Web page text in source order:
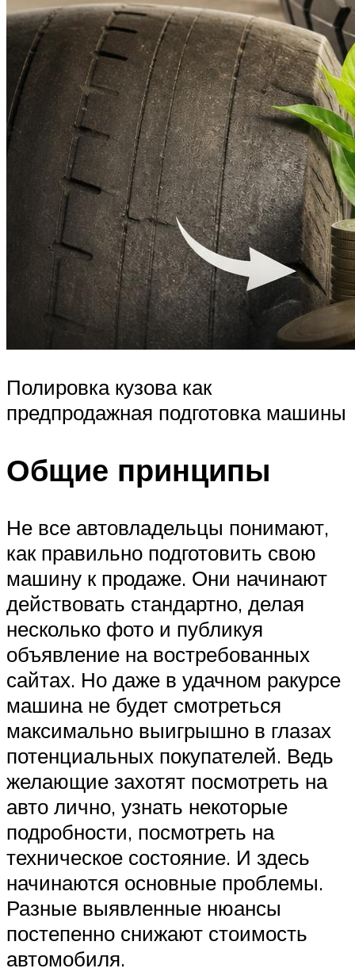
Полировка кузова как
предпродажная подготовка машины
Общие принципы
Не все автовладельцы понимают,
как правильно подготовить свою
машину к продаже. Они начинают
действовать стандартно, делая
несколько фото и публикуя
объявление на востребованных
сайтах. Но даже в удачном ракурсе
машина не будет смотреться
максимально выигрышно в глазах
потенциальных покупателей. Ведь
желающие захотят посмотреть на
авто лично, узнать некоторые
подробности, посмотреть на
техническое состояние. И здесь
начинаются основные проблемы.
Разные выявленные нюансы
постепенно снижают стоимость
автомобиля.